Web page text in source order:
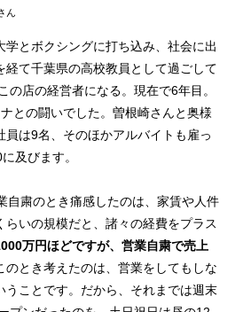
ん
学とボクシングに打ち込み、社会に出
経て千葉県の高校教員として過ごして
の店の経営者になる。現在で6年目。
との闘いでした。曽根崎さんと奥様
員は9名、そのほかアルバイトも雇っ
及びます。
自粛のとき痛感したのは、家賃や人件
らいの規模だと、諸々の経費をプラス
万円ほどですが、営業自粛で売上
のとき考えたのは、営業をしてもしな
うことです。だから、それまでは週末